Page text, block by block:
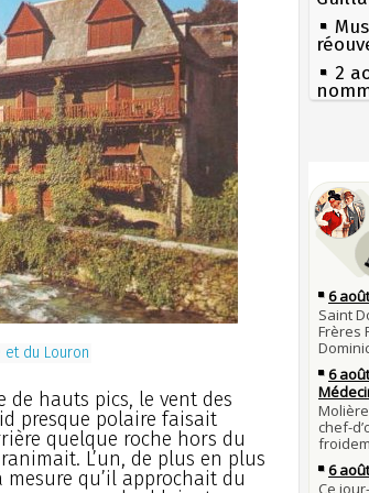
et du Louron
hauts pics, le vent des
presque polaire faisait
quelque roche hors du
L’un, de plus en plus
qu’il approchait du
2
31
les
en
29
la
28
27
27
27
mort
son